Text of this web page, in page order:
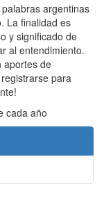
argentinas
La finalidad es
y significado de
al entendimiento.
aportes de
para
cada año